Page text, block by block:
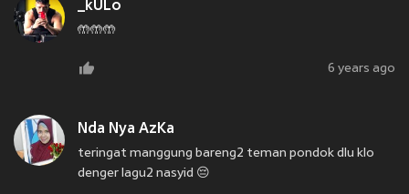
_kULo
🤲🤲🤲
6 years ago
Nda Nya AzKa
teringat manggung bareng2 teman pondok dlu klo
denger lagu2 nasyid 😔